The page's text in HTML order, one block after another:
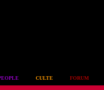
CULTE FORUM